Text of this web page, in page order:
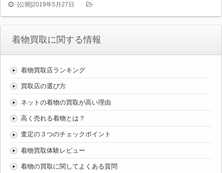
[公開]2019年5月27日
着物買取に関する情報
着物買取店ランキング
買取店の選び方
ネットの着物の買取が高い理由
高く売れる着物とは？
査定の３つのチェックポイント
着物買取体験レビュー
着物の買取に関してよくある質問